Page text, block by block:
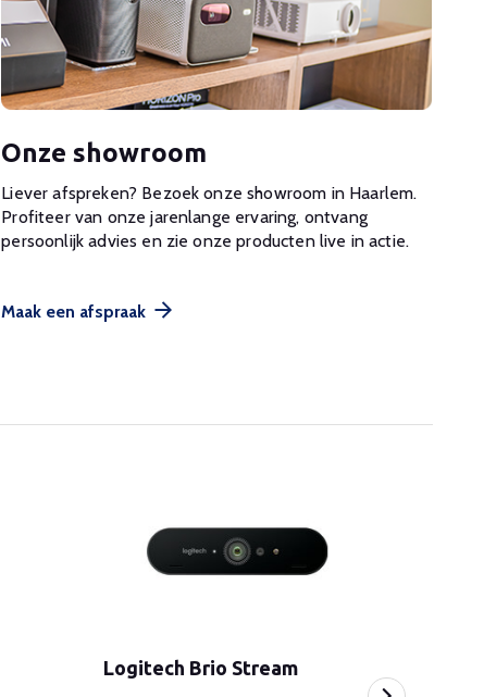
Onze showroom
Liever afspreken? Bezoek onze showroom in Haarlem.
Profiteer van onze jarenlange ervaring, ontvang
persoonlijk advies en zie onze producten live in actie.
Maak een afspraak
Logitech Brio Stream